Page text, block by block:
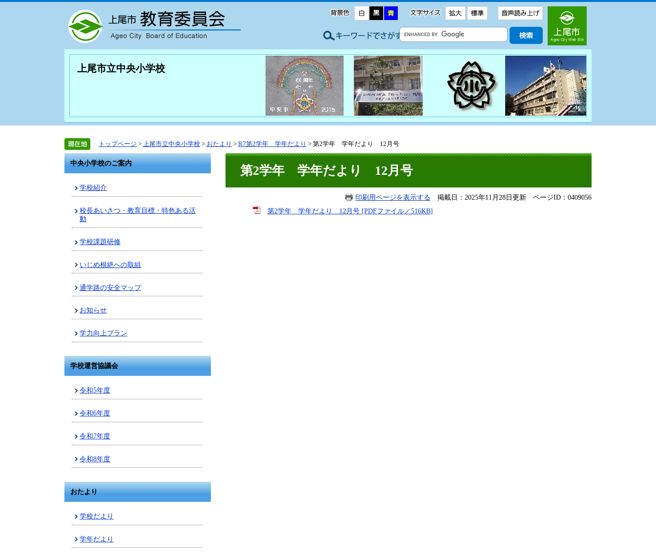
上尾市立中央小学校
トップページ > 上尾市立中央小学校 > おたより > R7第2学年 学年だより > 第2学年 学年だより 12月号
中央小学校のご案内
学校紹介
校長あいさつ・教育目標・特色ある活
動
学校課題研修
いじめ根絶への取組
通学路の安全マップ
お知らせ
学力向上プラン
学校運営協議会
令和5年度
令和6年度
令和7年度
令和8年度
おたより
学校だより
学年だより
第2学年 学年だより 12月号
印刷用ページを表示する 掲載日：2025年11月28日更新 ページID：0409056
第2学年 学年だより 12月号 [PDFファイル／516KB]